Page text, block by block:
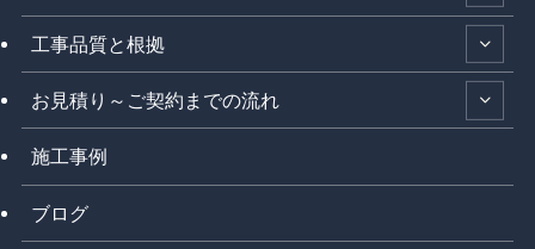
工事品質と根拠
お見積り～ご契約までの流れ
施工事例
ブログ